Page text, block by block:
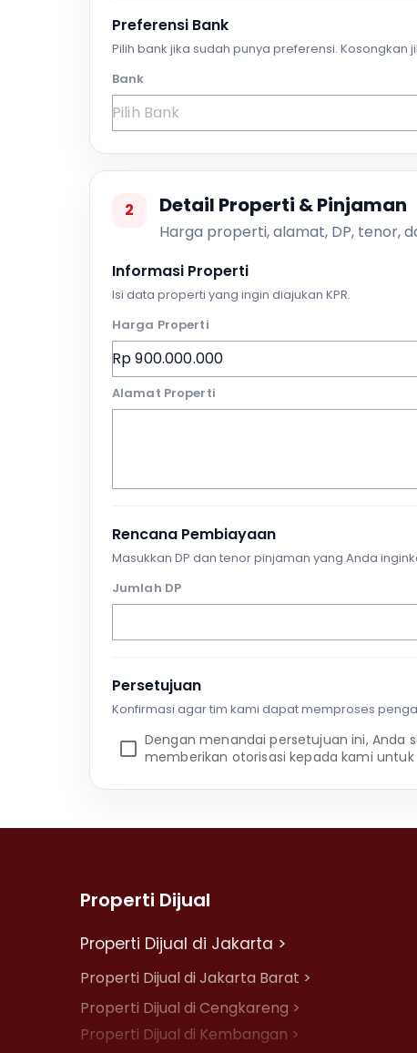
Preferensi Bank
Pilih bank jika sudah punya preferensi. Kosongkan
Bank
2 Detail Properti & Pinjaman
Harga properti, alamat, DP, tenor,
Informasi Properti
Isi data properti yang ingin diajukan KPR.
Harga Properti
Alamat Properti
Rencana Pembiayaan
Masukkan DP dan tenor pinjaman yang Anda
Jumlah DP
Persetujuan
Konfirmasi agar tim kami dapat memproses
Dengan menandai persetujuan ini, Anda
memberikan otorisasi kepada kami
Properti Dijual
Properti Dijual di Jakarta >
Properti Dijual di Jakarta Barat >
Properti Dijual di Cengkareng >
Properti Dijual di Kembangan >